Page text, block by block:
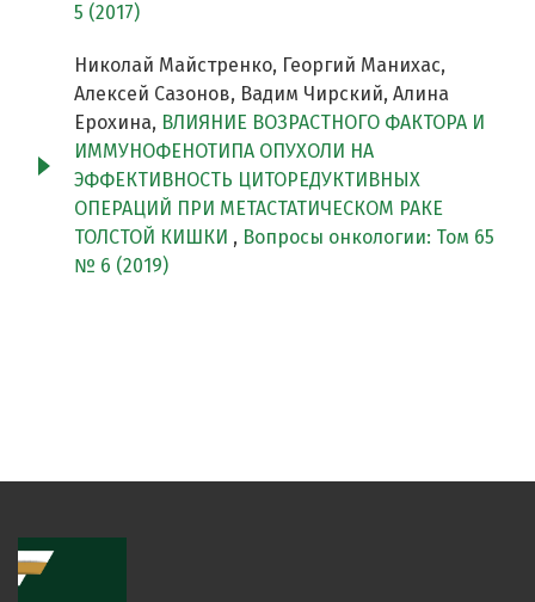
5 (2017)
Николай Майстренко, Георгий Манихас,
Алексей Сазонов, Вадим Чирский, Алина
Ерохина, ВЛИЯНИЕ ВОЗРАСТНОГО ФАКТОРА И
ИММУНОФЕНОТИПА ОПУХОЛИ НА
ЭФФЕКТИВНОСТЬ ЦИТОРЕДУКТИВНЫХ
ОПЕРАЦИЙ ПРИ МЕТАСТАТИЧЕСКОМ РАКЕ
ТОЛСТОЙ КИШКИ , Вопросы онкологии: Том 65
№ 6 (2019)